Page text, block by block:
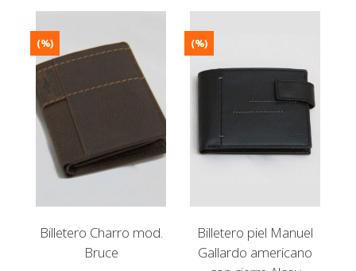
Billetero Charro mod.
Bruce
(%)
Billetero piel Manuel
Gallardo americano
(%)